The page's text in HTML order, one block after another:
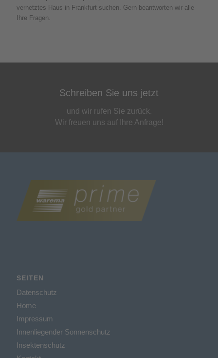
vernetztes Haus in Frankfurt suchen. Gern beantworten wir alle
Ihre Fragen.
Schreiben Sie uns jetzt
und wir rufen Sie zurück.
Wir freuen uns auf Ihre Anfrage!
SEITEN
Datenschutz
Home
Impressum
Innenliegender Sonnenschutz
Insektenschutz